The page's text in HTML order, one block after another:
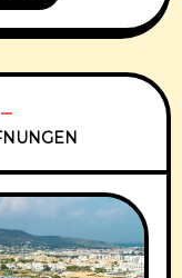
Resort als
aus
einem
das Haus